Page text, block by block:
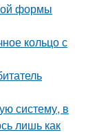
формы
кольцо с
систему, в
лишь как